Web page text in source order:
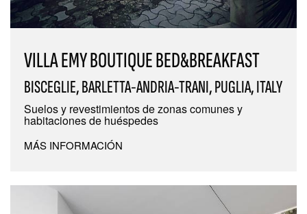
VILLA EMY BOUTIQUE BED&BREAKFAST
BISCEGLIE, BARLETTA-ANDRIA-TRANI, PUGLIA, ITALY
Suelos y revestimientos de zonas comunes y
habitaciones de huéspedes
MÁS INFORMACIÓN